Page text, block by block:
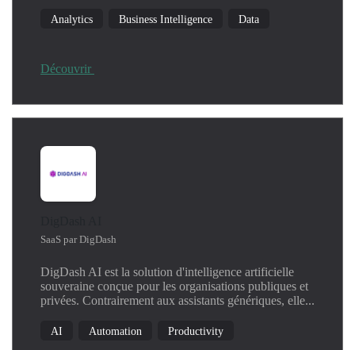
Analytics Business Intelligence Data
Découvrir
SaaS par DigDash
DigDash AI est la solution d'intelligence artificielle
souveraine conçue pour les organisations publiques et
privées. Contrairement aux assistants génériques, elle...
AI Automation Productivity